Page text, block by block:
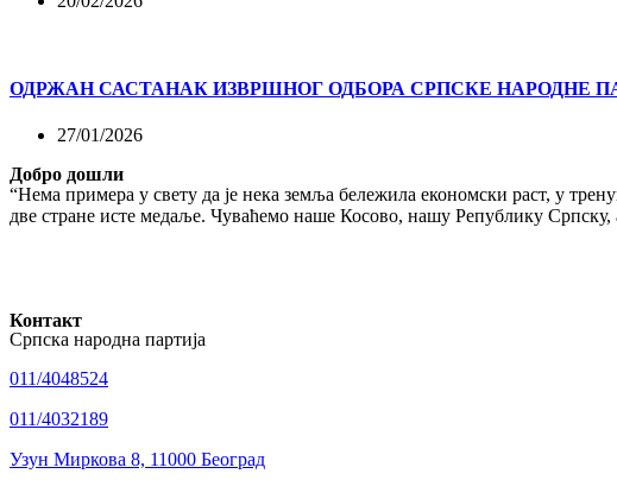
ОДРЖАН САСТАНАК ИЗВРШНОГ ОДБОРА СРПСКЕ НАРОДНЕ
27/01/2026
Добро дошли
“Нема примера у свету да је нека земља бележила економски раст, у
две стране исте медаље. Чуваћемо наше Косово, нашу Републику Српску,
Контакт
Српска народна партија
011/4048524
011/4032189
Узун Миркова 8, 11000 Београд